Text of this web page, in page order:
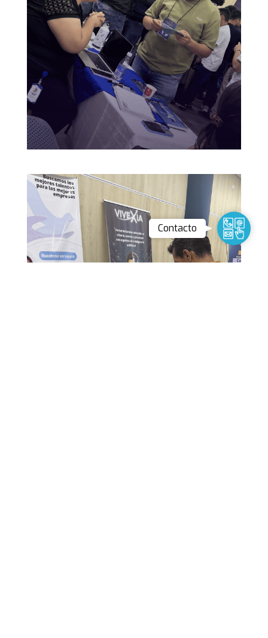
Contacto